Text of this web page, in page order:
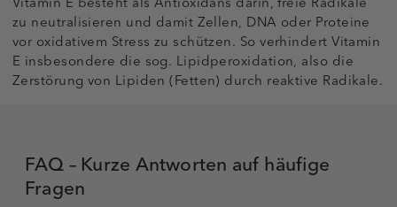
zu neutralisieren und damit Zellen, DNA oder Proteine
vor oxidativem Stress zu schützen. So verhindert Vitamin
E insbesondere die sog. Lipidperoxidation, also die
Zerstörung von Lipiden (Fetten) durch reaktive Radikale.
FAQ – Kurze Antworten auf häufige
Fragen